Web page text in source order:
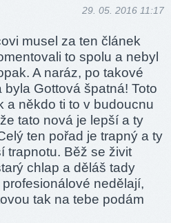
29. 05. 2016 11:17
musel za ten článek
to spolu a nebyl
A naráz, po takové
Gottová špatná! Toto
a někdo ti to v budoucnu
tato nová je lepší a ty
ten pořad je trapný a ty
trapnotu. Běž se živit
chlap a děláš tady
nedělají,
tak na tebe podám